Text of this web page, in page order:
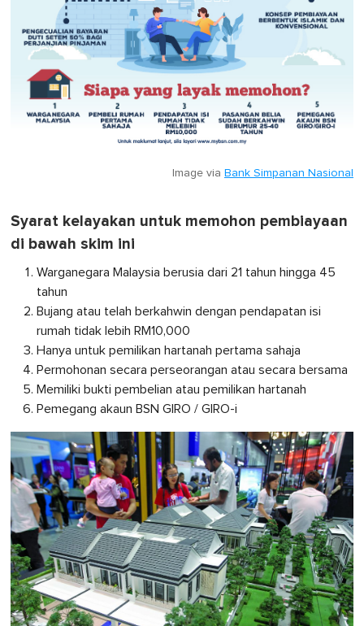
Image via Bank Simpanan Nasional
Syarat kelayakan untuk memohon pembiayaan
di bawah skim ini
Warganegara Malaysia berusia dari 21 tahun hingga 45
tahun
Bujang atau telah berkahwin dengan pendapatan isi
rumah tidak lebih RM10,000
Hanya untuk pemilikan hartanah pertama sahaja
Permohonan secara perseorangan atau secara bersama
Memiliki bukti pembelian atau pemilikan hartanah
Pemegang akaun BSN GIRO / GIRO-i